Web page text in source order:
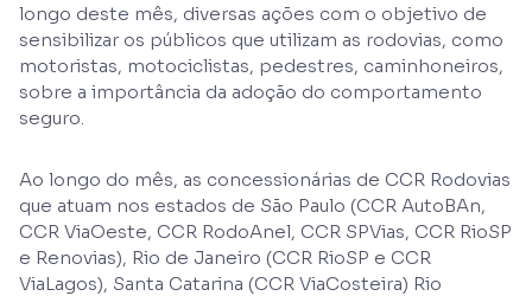
longo deste mês, diversas ações com o objetivo de
sensibilizar os públicos que utilizam as rodovias, como
motoristas, motociclistas, pedestres, caminhoneiros,
sobre a importância da adoção do comportamento
seguro.
Ao longo do mês, as concessionárias de CCR Rodovias
que atuam nos estados de São Paulo (CCR AutoBAn,
CCR ViaOeste, CCR RodoAnel, CCR SPVias, CCR RioSP
e Renovias), Rio de Janeiro (CCR RioSP e CCR
ViaLagos), Santa Catarina (CCR ViaCosteira) Rio